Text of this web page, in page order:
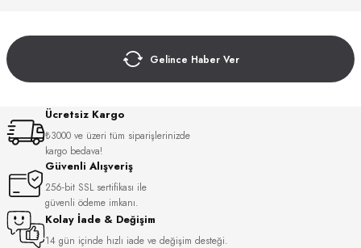
Gelince Haber Ver
Ücretsiz Kargo
₺3000 ve üzeri tüm siparişlerinizde
kargo bedava!
Güvenli Alışveriş
256-bit SSL sertifikası ile
güvenli ödeme imkanı.
Kolay İade & Değişim
14 gün içinde hızlı iade ve değişim desteği.